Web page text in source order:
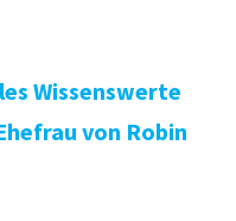
Wissenswerte
von Robin